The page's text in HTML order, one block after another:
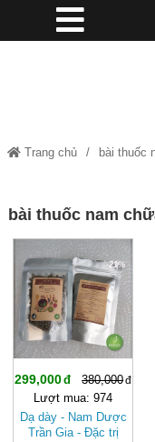
Trang chủ bài thuốc
bài thuốc nam
-21%
299,000
380,000
Lượt mua: 974
Dạ dày - Nam Dược
Trần Gia - Đặc trị